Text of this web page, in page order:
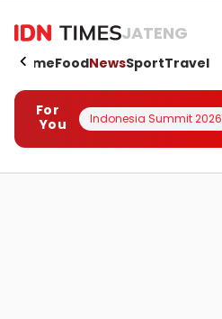
JATENG
HomeFoodNewsSportTravel
For
You
Indonesia Summit 2026